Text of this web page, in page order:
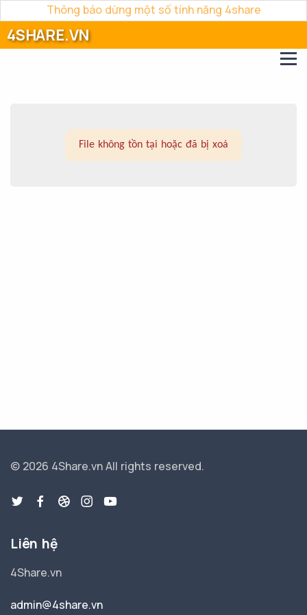
Thông báo dừng một số tính năng 4share
4SHARE.VN
File không tồn tại hoặc đã bị xoá
© 2026 4Share.vnAll rights reserved.
Liên hệ
4Share.vn
admin@4share.vn